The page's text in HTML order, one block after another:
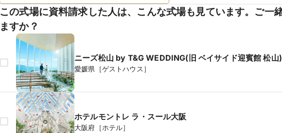
この式場に資料請求した人は、こんな式場も見ています。ご一
ますか？
ニーズ松山 by T&G WEDDING(旧 ベイサイド迎賓館 松山)
愛媛県［ゲストハウス］
ホテルモントレ ラ・スール大阪
大阪府［ホテル］